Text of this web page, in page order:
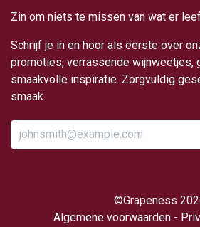
Zin om niets te missen van wat er
Schrijf je in en hoor als eerste over
promoties, verrassende wijnweetjes,
smaakvolle inspiratie. Zorgvuldig
smaak.
​©Grapeness
Algemene voorwaarden-